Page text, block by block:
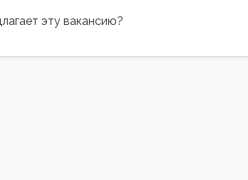
эту вакансию?